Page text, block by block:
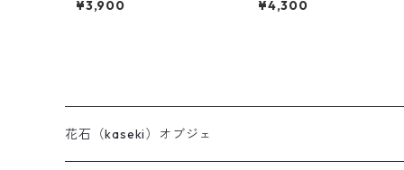
¥3,900 ¥4,300
花石（kaseki）オブジェ